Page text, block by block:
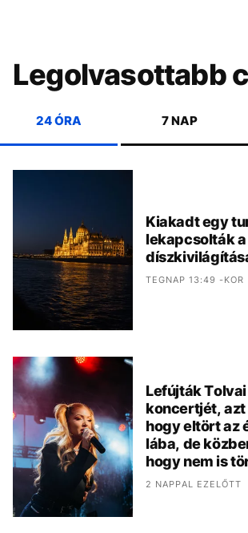
Legolvasottabb
24 ÓRA 7 NAP
Kiakadt egy
lekapcsolták
TEGNAP 13:49 -KOR
Lefújták
koncertjét,
hogy eltört az
lába, de
hogy nem is
2 NAPPAL EZELŐTT